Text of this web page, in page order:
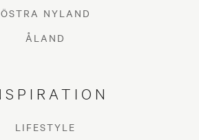
ÖSTRA NYLAND
ÅLAND
LIFESTYLE